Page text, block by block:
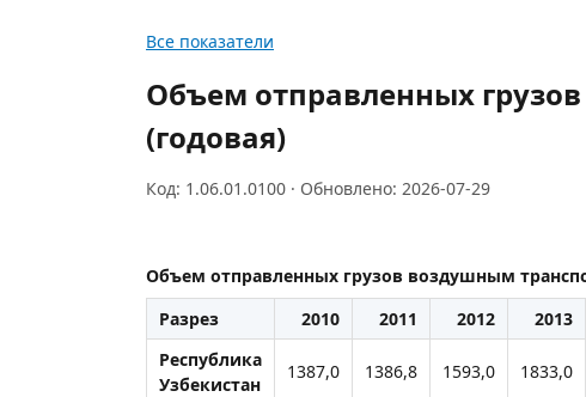
Все показатели
Объем отправленных
(годовая)
Код: 1.06.01.0100 · Обновлено: 2026-07-29
Объем отправленных грузов воздушным
Разрез
2010 2011 2012 2013
Республика
Узбекистан
1387,0 1386,8 1593,0 1833,0